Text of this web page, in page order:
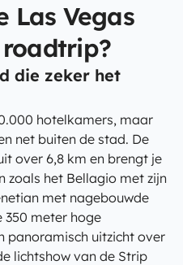
Las Vegas
die zeker het
hotelkamers, maar
net buiten de stad. De
over 6,8 km en brengt je
zoals het Bellagio met zijn
met nagebouwde
350 meter hoge
panoramisch uitzicht over
lichtshow van de Strip